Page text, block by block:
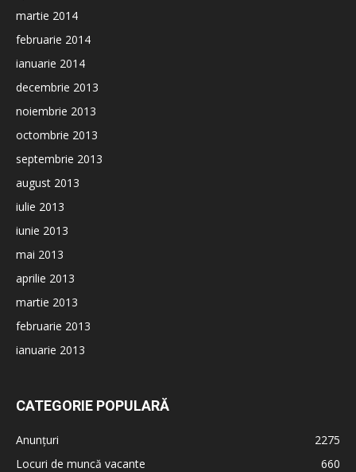
martie 2014
februarie 2014
ianuarie 2014
decembrie 2013
noiembrie 2013
octombrie 2013
septembrie 2013
august 2013
iulie 2013
iunie 2013
mai 2013
aprilie 2013
martie 2013
februarie 2013
ianuarie 2013
CATEGORIE POPULARĂ
Anunțuri
2275
Locuri de muncă vacante
660